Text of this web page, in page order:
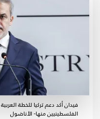
فيدان أكد دعم تركيا للخطة
الفلسطينيين منها- الأناضول